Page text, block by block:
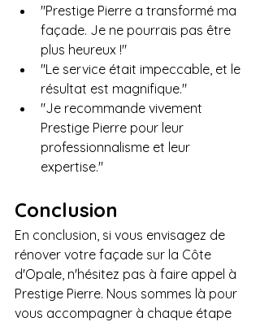
"Prestige Pierre a transformé ma
façade. Je ne pourrais pas être
plus heureux !"
"Le service était impeccable, et le
résultat est magnifique."
"Je recommande vivement
Prestige Pierre pour leur
professionnalisme et leur
expertise."
Conclusion
En conclusion, si vous envisagez de
rénover votre façade sur la Côte
d'Opale, n'hésitez pas à faire appel à
Prestige Pierre. Nous sommes là pour
vous accompagner à chaque étape